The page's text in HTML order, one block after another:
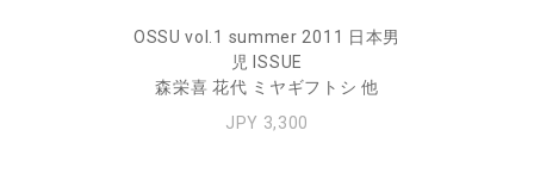
OSSU vol.1 summer 2011 日本男
児 ISSUE
森栄喜 花代 ミヤギフトシ 他
JPY 3,300